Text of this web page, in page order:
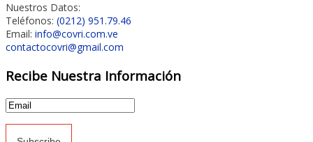
Nuestros Datos:
Teléfonos: (0212) 951.79.46
Email: info@covri.com.ve
contactocovri@gmail.com
Recibe Nuestra Información